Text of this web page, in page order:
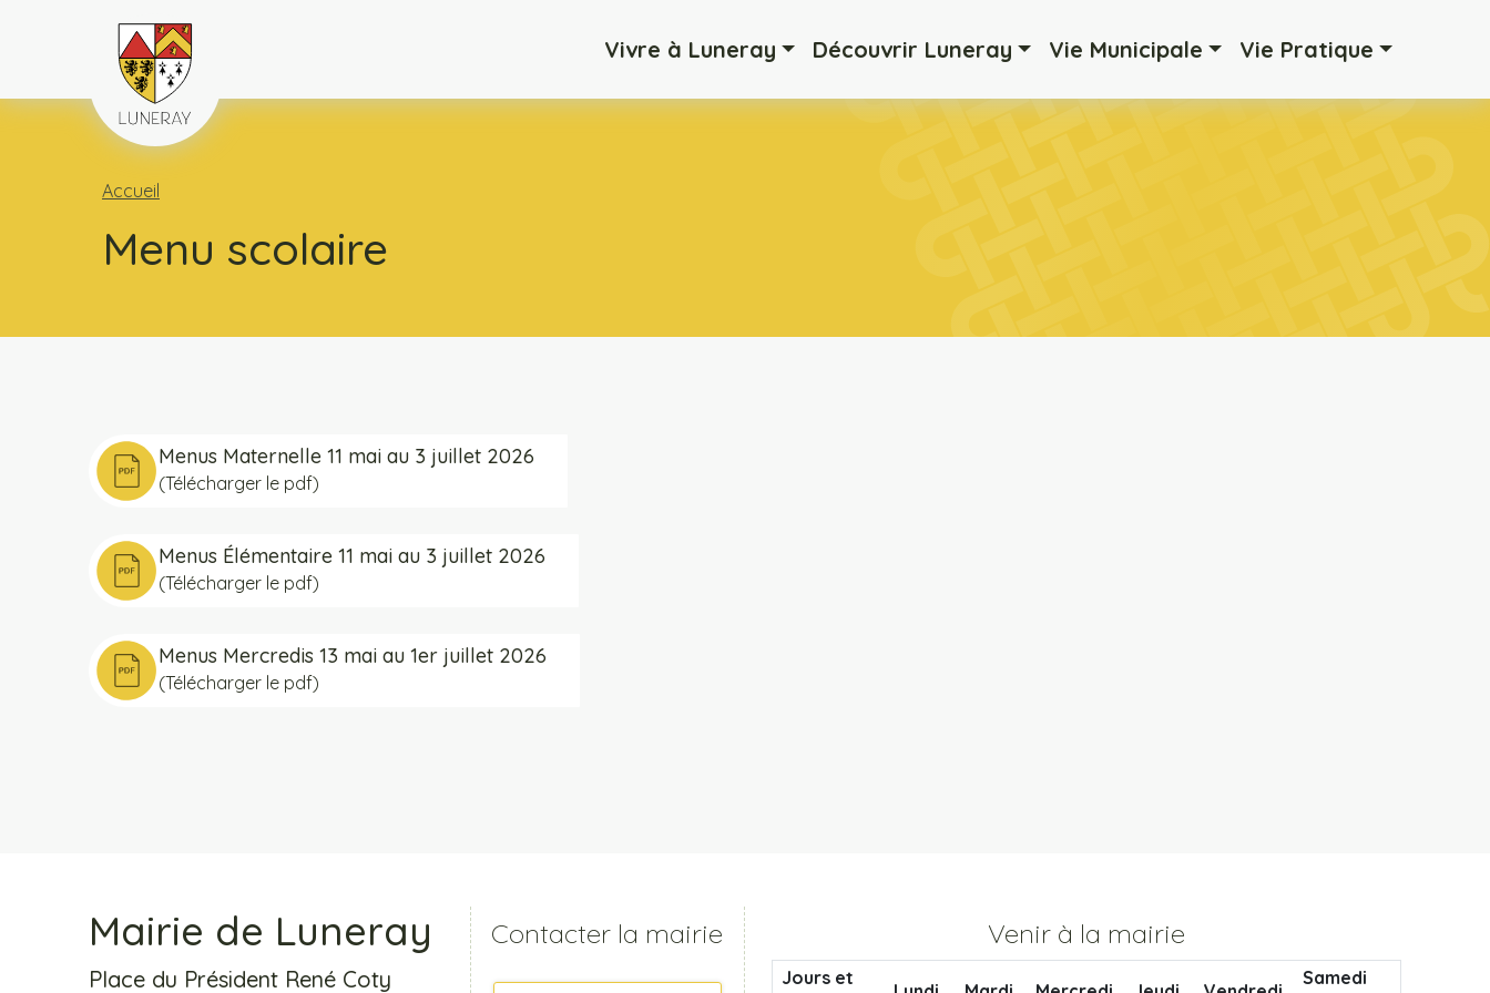
Vivre à Luneray Découvrir Luneray Vie Municipale Vie Pratique
Accueil
Menu scolaire
Menus Maternelle 11 mai au 3 juillet 2026
(Télécharger le pdf)
Menus Élémentaire 11 mai au 3 juillet 2026
(Télécharger le pdf)
Menus Mercredis 13 mai au 1er juillet 2026
(Télécharger le pdf)
Mairie de Luneray
Place du Président René Coty
Contacter la mairie Venir à la mairie
Jours et Samedi